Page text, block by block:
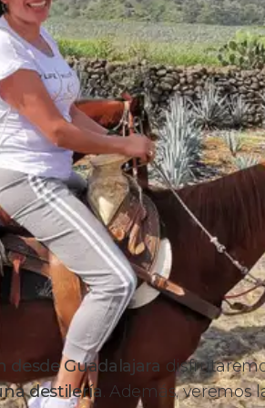
desde Guadalajara
destilería. Además, veremos